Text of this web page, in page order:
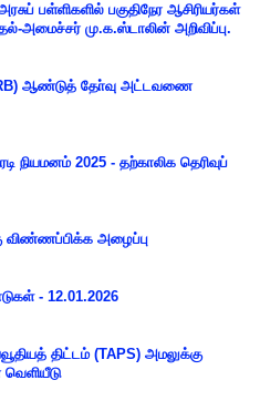
பள்ளிகளில் பகுதிநேர ஆசிரியர்கள்
அமைச்சர் மு.க.ஸ்டாலின் அறிவிப்பு.
ஆண்டுத் தோ்வு அட்டவணை
நியமனம் 2025 - தற்காலிக தெரிவுப்
விண்ணப்பிக்க அழைப்பு
- 12.01.2026
திட்டம் (TAPS) அமலுக்கு